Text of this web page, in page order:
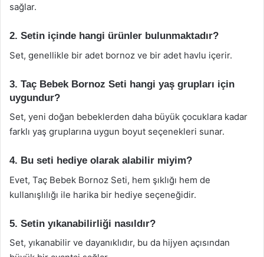
sağlar.
2. Setin içinde hangi ürünler bulunmaktadır?
Set, genellikle bir adet bornoz ve bir adet havlu içerir.
3. Taç Bebek Bornoz Seti hangi yaş grupları için
uygundur?
Set, yeni doğan bebeklerden daha büyük çocuklara kadar
farklı yaş gruplarına uygun boyut seçenekleri sunar.
4. Bu seti hediye olarak alabilir miyim?
Evet, Taç Bebek Bornoz Seti, hem şıklığı hem de
kullanışlılığı ile harika bir hediye seçeneğidir.
5. Setin yıkanabilirliği nasıldır?
Set, yıkanabilir ve dayanıklıdır, bu da hijyen açısından